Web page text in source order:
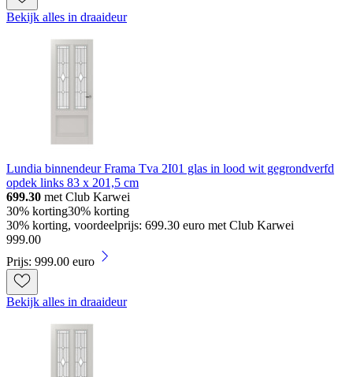
Bekijk alles in draaideur
Lundia binnendeur Frama Tva 2I01 glas in lood wit gegrondverfd
opdek links 83 x 201,5 cm
699.30 met Club Karwei
30% korting30% korting
30% korting, voordeelprijs: 699.30 euro met Club Karwei
999.00
Prijs: 999.00 euro
Bekijk alles in draaideur